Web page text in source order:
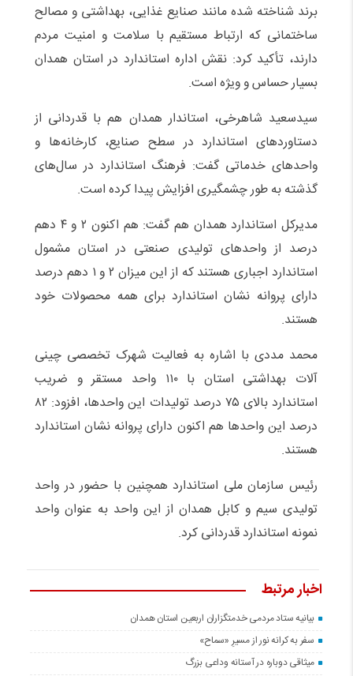
برند شناخته شده مانند صنایع غذایی، بهداشتی و مصالح
ساختمانی که ارتباط مستقیم با سلامت و امنیت مردم
دارند، تأکید کرد: نقش اداره استاندارد در استان همدان
بسیار حساس و ویژه است.
سیدسعید شاهرخی، استاندار همدان هم با قدردانی از
دستاورد‌های استاندارد در سطح صنایع، کارخانه‌ها و
واحد‌های خدماتی گفت: فرهنگ استاندارد در سال‌های
گذشته به طور چشمگیری افزایش پیدا کرده است.
مدیرکل استاندارد همدان هم گفت: هم اکنون ۲ و ۴ دهم
درصد از واحد‌های تولیدی صنعتی در استان مشمول
استاندارد اجباری هستند که از این میزان ۲ و ۱ دهم درصد
دارای پروانه نشان استاندارد برای همه محصولات خود
هستند.
محمد مددی با اشاره به فعالیت شهرک تخصصی چینی
آلات بهداشتی استان با ۱۱۰ واحد مستقر و ضریب
استاندارد بالای ۷۵ درصد تولیدات این واحد‌ها، افزود: ۸۲
درصد این واحد‌ها هم اکنون دارای پروانه نشان استاندارد
هستند.
رئیس سازمان ملی استاندارد همچنین با حضور در واحد
تولیدی سیم و کابل همدان از این واحد به عنوان واحد
نمونه استاندارد قدردانی کرد.
اخبار مرتبط
بیانیه ستاد مردمی خدمتگزاران اربعین استان همدان
سفر به کرانه‌ نور از مسیرِ «سماح»
میثاقی دوباره در آستانه‌ وداعی بزرگ